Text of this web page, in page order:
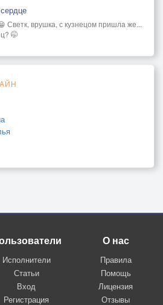
Светк, врушка, с кузнецом пришла же...
🤭
Исполнители
Статьи
Вход
Регистрация
О нас
Правила
Помощь
Лицензия
Отзывы